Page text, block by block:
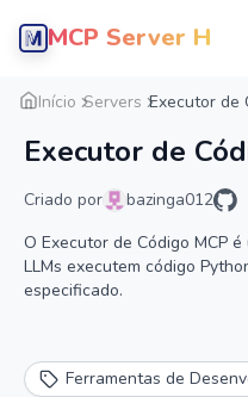
MCP Server Hub
Início Servers Executor de
Executor de
Criado por
bazinga012
O Executor de Código MCP
LLMs executem código
especificado.
Ferramentas de
Visão geral